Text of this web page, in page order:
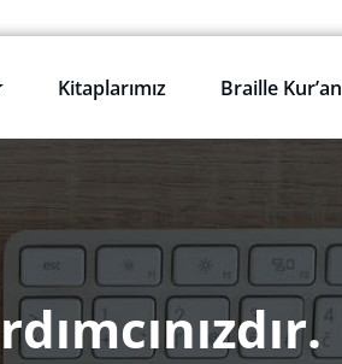
Kitaplarımız Braille Kur’an